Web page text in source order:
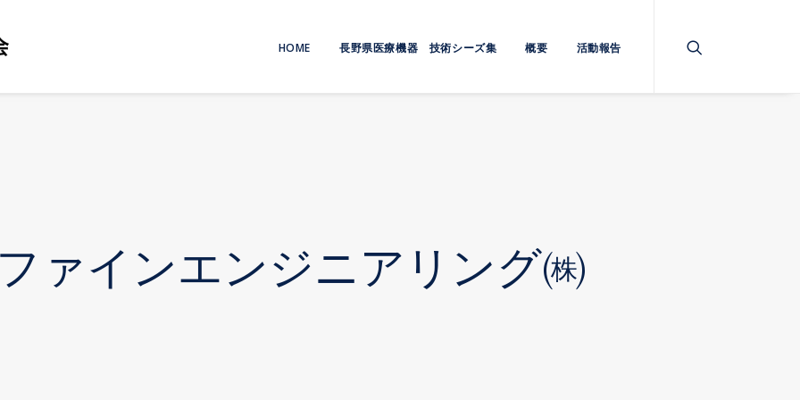
HOME 長野県医療機器 技術シーズ集 概要 活動報告
ァインエンジニアリング㈱